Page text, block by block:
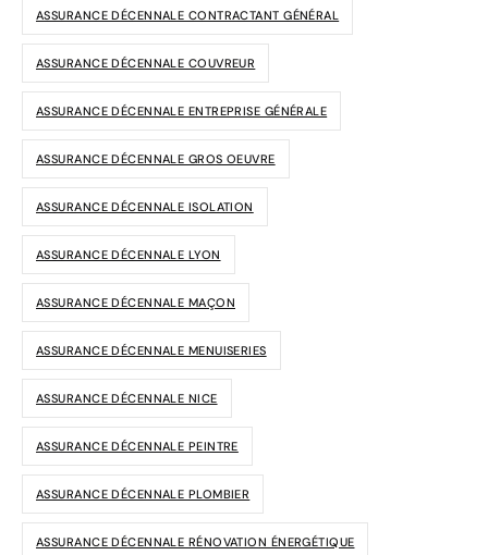
ASSURANCE DÉCENNALE CONTRACTANT GÉNÉRAL
ASSURANCE DÉCENNALE COUVREUR
ASSURANCE DÉCENNALE ENTREPRISE GÉNÉRALE
ASSURANCE DÉCENNALE GROS OEUVRE
ASSURANCE DÉCENNALE ISOLATION
ASSURANCE DÉCENNALE LYON
ASSURANCE DÉCENNALE MAÇON
ASSURANCE DÉCENNALE MENUISERIES
ASSURANCE DÉCENNALE NICE
ASSURANCE DÉCENNALE PEINTRE
ASSURANCE DÉCENNALE PLOMBIER
ASSURANCE DÉCENNALE RÉNOVATION ÉNERGÉTIQUE